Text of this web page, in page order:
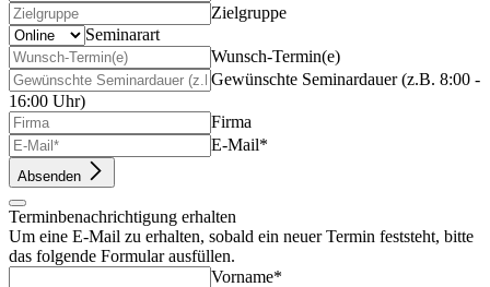
Zielgruppe
Seminarart
Wunsch-Termin(e)
Gewünschte Seminardauer (z.B. 8:00 -
16:00 Uhr)
Firma
E-Mail*
Absenden
Terminbenachrichtigung erhalten
Um eine E-Mail zu erhalten, sobald ein neuer Termin feststeht, bitte
das folgende Formular ausfüllen.
Vorname*